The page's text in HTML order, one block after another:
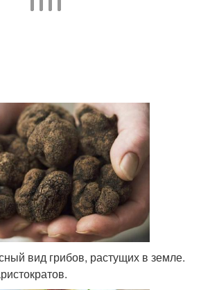
вид грибов, растущих в земле.